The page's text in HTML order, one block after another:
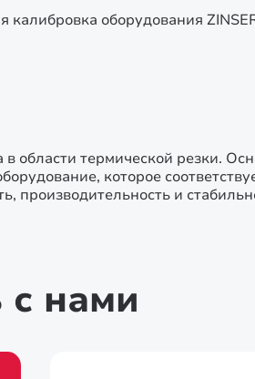
калибровка оборудования
области термической резки.
которое
производительность и
нами